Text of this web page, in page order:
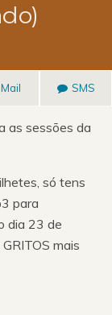
Mail SMS
as sessões da
só tens
para
dia 23 de
mais